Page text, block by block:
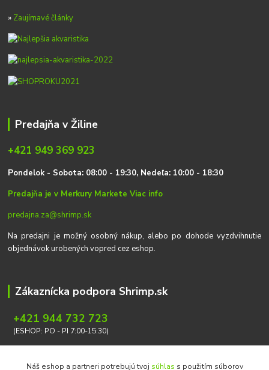
» Zaujímavé články
Predajňa v Žiline
+421 949 369 923
Pondelok - Sobota: 08:00 - 19:30, Nedeľa: 10:00 - 18:30
Predajňa je v Merkury MarketeViac info
predajna.za@shrimp.sk
Na predajni je možný osobný nákup, alebo po dohode vyzdvihnutie
objednávok urobených vopred cez eshop.
Zákaznícka podpora Shrimp.sk
+421 944 732 723
(ESHOP: PO - PI 7:00-15:30)
Náš eshop a partneri potrebujú tvoj súhlas s použitím súborov